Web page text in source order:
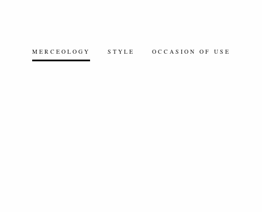
MERCEOLOGY STYLE OCCASION OF USE